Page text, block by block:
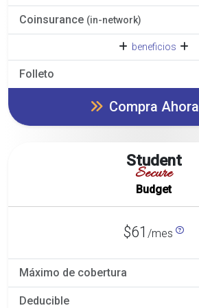
Coinsurance (in-network)
beneficios
Folleto
Compra Ahora
Student
Secure
Budget
$61 /mes
Máximo de cobertura
Deducible